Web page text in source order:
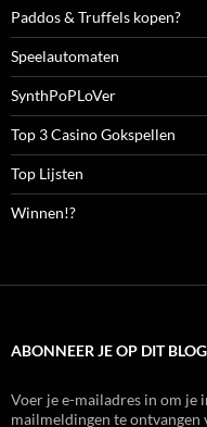
Paddos & Truffels kopen?
Speelautomaten
SynthPoPLoVer
Top 3 Casino Gokspellen
Top Lijsten
Winnen!?
ABONNEER JE OP DIT
Voer je e-mailadres in om je
mailmeldingen te ontvangen